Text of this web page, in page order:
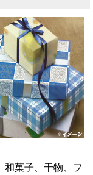
和菓子、干物、フ